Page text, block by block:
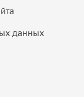
данных